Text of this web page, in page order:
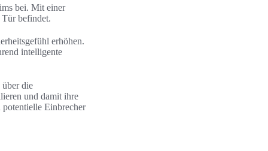
bei. Mit einer
befindet.
erhöhen.
intelligente
die
und damit ihre
Einbrecher